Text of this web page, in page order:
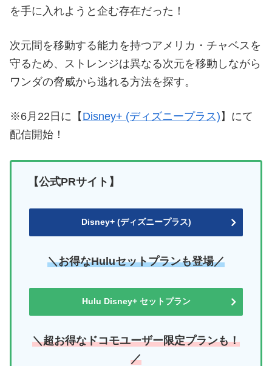
を手に入れようと企む存在だった！
次元間を移動する能力を持つアメリカ・チャベスを
守るため、ストレンジは異なる次元を移動しながら
ワンダの脅威から逃れる方法を探す。
※6月22日に【 Disney+ (ディズニープラス) 】にて
配信開始！
【公式PRサイト】
Disney+ (ディズニープラス)
＼お得なHuluセットプランも登場／
Hulu Disney+ セットプラン
＼超お得なドコモユーザー限定プランも！
／